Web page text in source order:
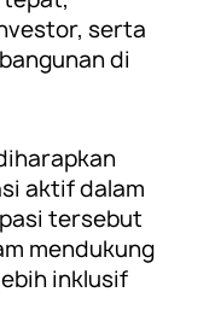
serta
di
aktif dalam
tersebut
mendukung
inklusif